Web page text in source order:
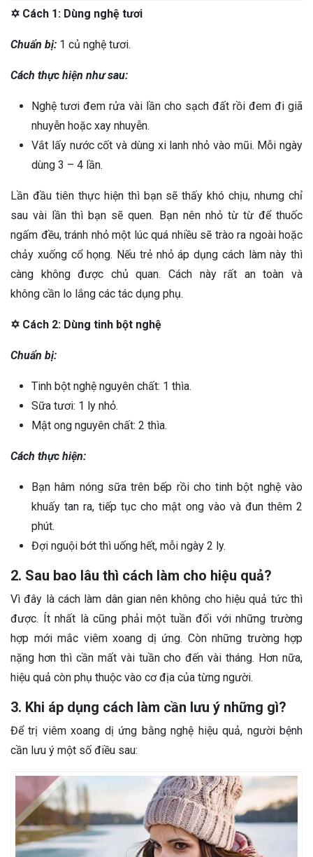
✡ Cách 1: Dùng nghệ tươi
Chuẩn bị: 1 củ nghệ tươi.
Cách thực hiện như sau:
Nghệ tươi đem rửa vài lần cho sạch đất rồi đem đi giã
nhuyễn hoặc xay nhuyễn.
Vắt lấy nước cốt và dùng xi lanh nhỏ vào mũi. Mỗi ngày
dùng 3 – 4 lần.
Lần đầu tiên thực hiện thì bạn sẽ thấy khó chịu, nhưng chỉ
sau vài lần thì bạn sẽ quen. Bạn nên nhỏ từ từ để thuốc
ngấm đều, tránh nhỏ một lúc quá nhiều sẽ trào ra ngoài hoặc
chảy xuống cổ họng. Nếu trẻ nhỏ áp dụng cách làm này thì
càng không được chủ quan. Cách này rất an toàn và
không cần lo lắng các tác dụng phụ.
✡ Cách 2: Dùng tinh bột nghệ
Chuẩn bị:
Tinh bột nghệ nguyên chất: 1 thìa.
Sữa tươi: 1 ly nhỏ.
Mật ong nguyên chất: 2 thìa.
Cách thực hiện:
Bạn hâm nóng sữa trên bếp rồi cho tinh bột nghệ vào
khuấy tan ra, tiếp tục cho mật ong vào và đun thêm 2
phút.
Đợi nguội bớt thì uống hết, mỗi ngày 2 ly.
2. Sau bao lâu thì cách làm cho hiệu quả?
Vì đây là cách làm dân gian nên không cho hiệu quả tức thì
được. Ít nhất là cũng phải một tuần đối với những trường
hợp mới mắc viêm xoang dị ứng. Còn những trường hợp
nặng hơn thì cần mất vài tuần cho đến vài tháng. Hơn nữa,
hiệu quả còn phụ thuộc vào cơ địa của từng người.
3. Khi áp dụng cách làm cần lưu ý những gì?
Để trị viêm xoang dị ứng bằng nghệ hiệu quả, người bệnh
cần lưu ý một số điều sau: